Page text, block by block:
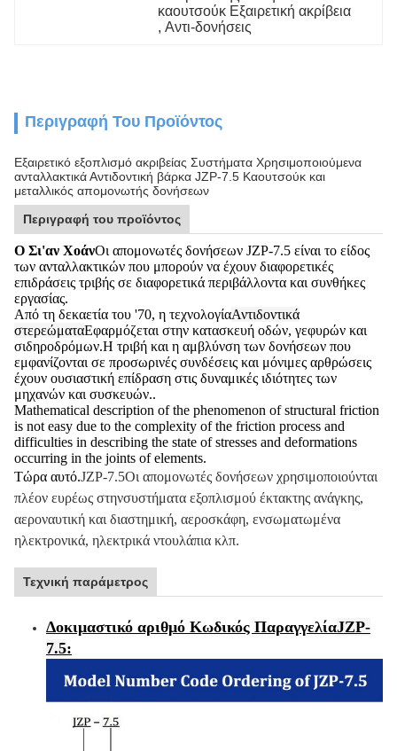
καουτσούκ Εξαιρετική ακρίβεια
, Αντι-δονήσεις
Περιγραφή Του Προϊόντος
Εξαιρετικό εξοπλισμό ακριβείας Συστήματα Χρησιμοποιούμενα
ανταλλακτικά Αντιδοντική βάρκα JZP-7.5 Καουτσούκ και
μεταλλικός απομονωτής δονήσεων
Περιγραφή του προϊόντος
Ο Σι'αν ΧοάνΟι απομονωτές δονήσεων JZP-7.5 είναι το είδος
των ανταλλακτικών που μπορούν να έχουν διαφορετικές
επιδράσεις τριβής σε διαφορετικά περιβάλλοντα και συνθήκες
εργασίας.
Από τη δεκαετία του '70, η τεχνολογίαΑντιδοντικά
στερεώματαΕφαρμόζεται στην κατασκευή οδών, γεφυρών και
σιδηροδρόμων.Η τριβή και η αμβλύνση των δονήσεων που
εμφανίζονται σε προσωρινές συνδέσεις και μόνιμες αρθρώσεις
έχουν ουσιαστική επίδραση στις δυναμικές ιδιότητες των
μηχανών και συσκευών..
Mathematical description of the phenomenon of structural friction
is not easy due to the complexity of the friction process and
difficulties in describing the state of stresses and deformations
occurring in the joints of elements.
Τώρα αυτό.JZP-7.5Οι απομονωτές δονήσεων χρησιμοποιούνται
πλέον ευρέως στηνσυστήματα εξοπλισμού έκτακτης ανάγκης,
αεροναυτική και διαστημική, αεροσκάφη, ενσωματωμένα
ηλεκτρονικά, ηλεκτρικά ντουλάπια κλπ.
Τεχνική παράμετρος
Δοκιμαστικό αριθμό Κωδικός ΠαραγγελίαJZP-
7.5: